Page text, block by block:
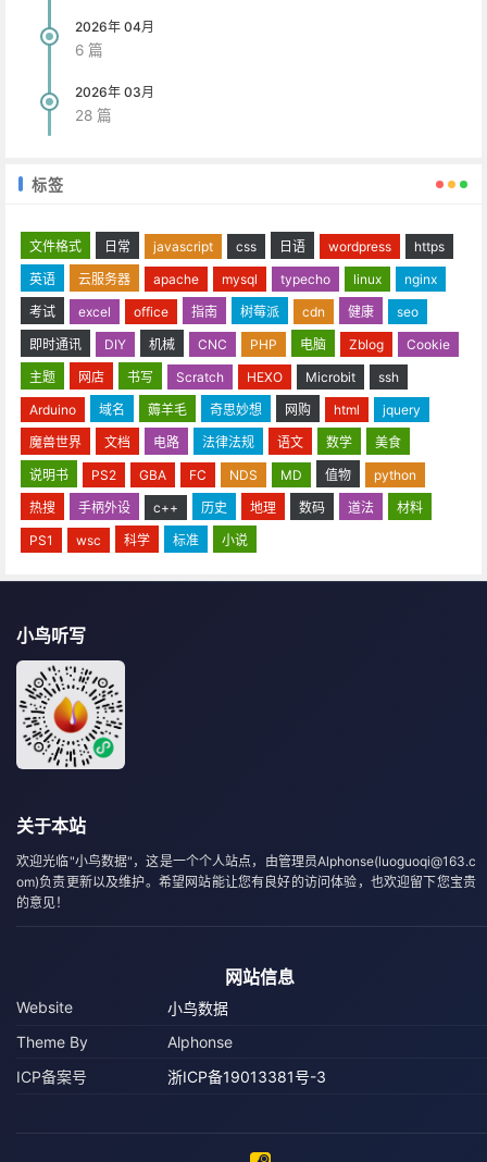
2026年 04月
6 篇
2026年 03月
28 篇
标签
文件格式 日常 javascript css 日语 wordpress
https
英语
云服务器 apache mysql typecho linux
nginx
考试
excel office 指南 树莓派 cdn 健康
seo
即时通讯
DIY 机械 CNC PHP 电脑 Zblog
Cookie
主题
网店 书写 Scratch HEXO Microbit
ssh
Arduino
域名 薅羊毛 奇思妙想 网购 html
jquery
魔兽世界
文档 电路 法律法规 语文 数学
美食
说明书
PS2 GBA FC NDS MD 值物
python
热搜
手柄外设 c++ 历史 地理 数码 道法
材料
PS1
wsc 科学 标准 小说
小鸟听写
关于本站
欢迎光临"小鸟数据"，这是一个个人站点，由管理员Alphonse(luoguoqi@163.c
om)负责更新以及维护。希望网站能让您有良好的访问体验，也欢迎留下您宝贵
的意见！
网站信息
Website
小鸟数据
Theme By
Alphonse
ICP备案号
浙ICP备19013381号-3